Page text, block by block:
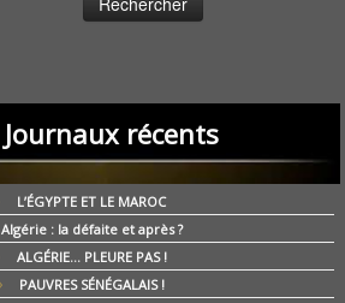
Journaux récents
L’ÉGYPTE ET LE MAROC
Algérie : la défaite et après ?
ALGÉRIE… PLEURE PAS !
PAUVRES SÉNÉGALAIS !